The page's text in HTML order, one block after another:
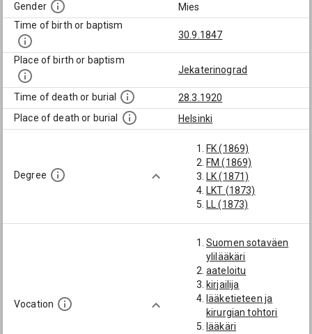
Gender
Mies
Time of birth or baptism
30.9.1847
Place of birth or baptism
Jekaterinograd
Time of death or burial
28.3.1920
Place of death or burial
Helsinki
Degree
FK (1869)
FM (1869)
LK (1871)
LKT (1873)
LL (1873)
Vocation
Suomen sotaväen
ylilääkäri
aateloitu
kirjailija
lääketieteen ja
kirurgian tohtori
lääkäri